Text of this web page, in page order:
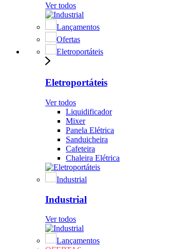
Ver todos
Lançamentos
Ofertas
Eletroportáteis
Eletroportáteis
Ver todos
Liquidificador
Mixer
Panela Elétrica
Sanduicheira
Cafeteira
Chaleira Elétrica
Industrial
Industrial
Ver todos
Lançamentos